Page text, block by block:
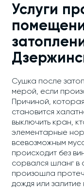
Услуги
Сушка после
мерой, если
Причиной,
становится
выключить кран,
элементарные
всевозможным
происходит без
сорвался шланг в
произошла
дождя или